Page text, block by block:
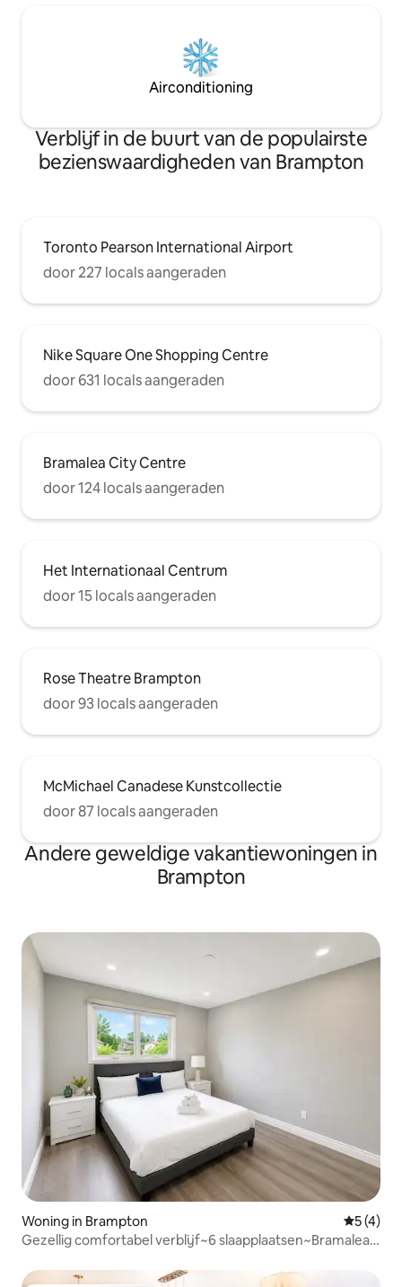
Airconditioning
Verblijf in de buurt van de populairste
bezienswaardigheden van Brampton
Toronto Pearson International Airport
door 227 locals aangeraden
Nike Square One Shopping Centre
door 631 locals aangeraden
Bramalea City Centre
door 124 locals aangeraden
Het Internationaal Centrum
door 15 locals aangeraden
Rose Theatre Brampton
door 93 locals aangeraden
McMichael Canadese Kunstcollectie
door 87 locals aangeraden
Andere geweldige vakantiewoningen in
Brampton
Woning in Brampton
5 (4)
Gezellig comfortabel verblijf~6 slaapplaatsen~Bramalea